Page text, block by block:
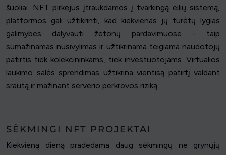
šuoliai. NFT pirkėjus įtraukdamos į tvarkingą eilių sistemą,
platformos gali užtikrinti, kad kiekvienas jų turėtų lygias
galimybes dalyvauti žetonų pardavimuose - taip
sumažinamas nusivylimas ir užtikrinama teigiama naudotojų
patirtis tiek kolekcininkams, tiek investuotojams. Virtualios
laukimo salės sprendimas užtikrina vientisą patirtį valdant
srautą ir mažinant serverio perkrovos riziką.
SĖKMINGI NFT PROJEKTAI
Kiekvieną dieną pradedama daug sėkmingų ne grynųjų